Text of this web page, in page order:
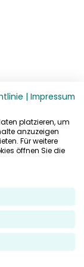
| Impressum
platzieren, um
anzuzeigen
Für weitere
öffnen Sie die